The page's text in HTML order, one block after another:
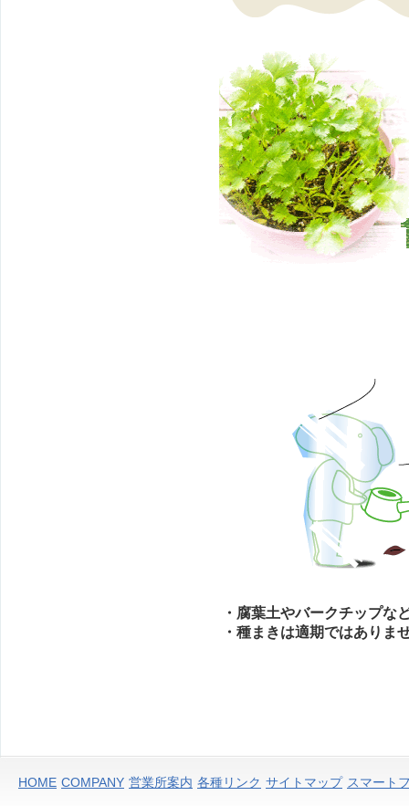
・腐葉土やバークチップな
・種まきは適期ではありま
HOME COMPANY 営業所案内 各種リンク サイトマップ スマート